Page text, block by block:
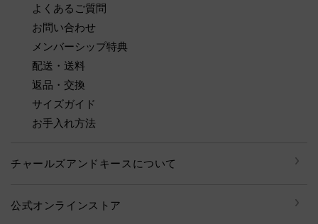
よくあるご質問
お問い合わせ
メンバーシップ特典
配送・送料
返品・交換
サイズガイド
お手入れ方法
チャールズアンドキースについて
公式オンラインストア